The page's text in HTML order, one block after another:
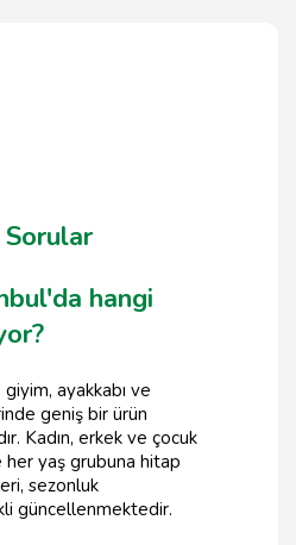
Sorular
hangi
ayakkabı ve
geniş bir ürün
Kadın, erkek ve çocuk
yaş grubuna hitap
sezonluk
güncellenmektedir.